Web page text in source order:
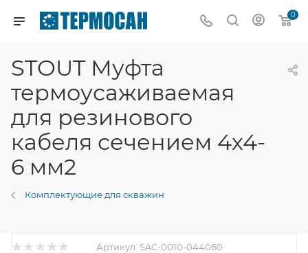
0
STOUT Муфта
термоусаживаемая
для резинового
кабеля сечением 4х4-
6 мм2
Комплектующие для скважин
Артикул: SAC-0010-044060